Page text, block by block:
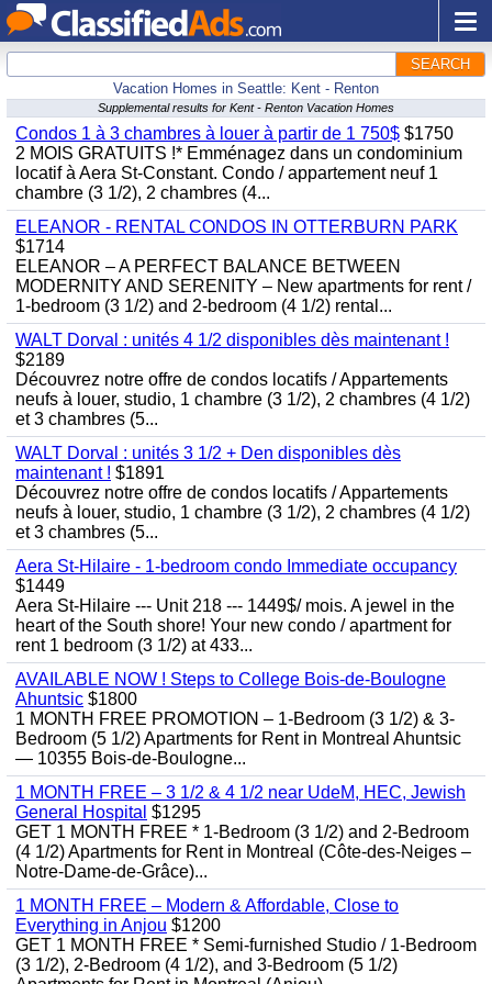
SEARCH
Vacation Homes in Seattle: Kent - Renton
Supplemental results for Kent - Renton Vacation Homes
Condos 1 à 3 chambres à louer à partir de 1 750$ $1750
2 MOIS GRATUITS !* Emménagez dans un condominium
locatif à Aera St-Constant. Condo / appartement neuf 1
chambre (3 1/2), 2 chambres (4...
ELEANOR - RENTAL CONDOS IN OTTERBURN PARK
$1714
ELEANOR – A PERFECT BALANCE BETWEEN
MODERNITY AND SERENITY – New apartments for rent /
1-bedroom (3 1/2) and 2-bedroom (4 1/2) rental...
WALT Dorval : unités 4 1/2 disponibles dès maintenant !
$2189
Découvrez notre offre de condos locatifs / Appartements
neufs à louer, studio, 1 chambre (3 1/2), 2 chambres (4 1/2)
et 3 chambres (5...
WALT Dorval : unités 3 1/2 + Den disponibles dès
maintenant ! $1891
Découvrez notre offre de condos locatifs / Appartements
neufs à louer, studio, 1 chambre (3 1/2), 2 chambres (4 1/2)
et 3 chambres (5...
Aera St-Hilaire - 1-bedroom condo Immediate occupancy
$1449
Aera St-Hilaire --- Unit 218 --- 1449$/ mois. A jewel in the
heart of the South shore! Your new condo / apartment for
rent 1 bedroom (3 1/2) at 433...
AVAILABLE NOW ! Steps to College Bois-de-Boulogne
Ahuntsic $1800
1 MONTH FREE PROMOTION – 1-Bedroom (3 1/2) & 3-
Bedroom (5 1/2) Apartments for Rent in Montreal Ahuntsic
— 10355 Bois-de-Boulogne...
1 MONTH FREE – 3 1/2 & 4 1/2 near UdeM, HEC, Jewish
General Hospital $1295
GET 1 MONTH FREE * 1-Bedroom (3 1/2) and 2-Bedroom
(4 1/2) Apartments for Rent in Montreal (Côte-des-Neiges –
Notre-Dame-de-Grâce)...
1 MONTH FREE – Modern & Affordable, Close to
Everything in Anjou $1200
GET 1 MONTH FREE * Semi-furnished Studio / 1-Bedroom
(3 1/2), 2-Bedroom (4 1/2), and 3-Bedroom (5 1/2)